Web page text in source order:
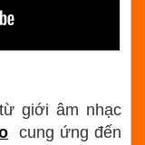
giới âm nhạc
cung ứng đến